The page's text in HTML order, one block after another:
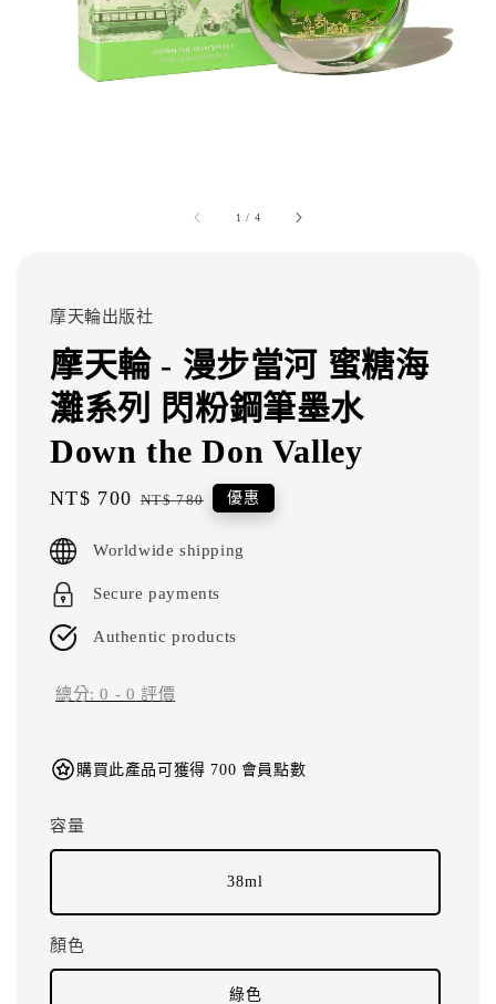
1 / 4
摩天輪出版社
摩天輪 - 漫步當河 蜜糖海
灘系列 閃粉鋼筆墨水
Down the Don Valley
Sale
NT$ 700 Regular
NT$ 780 優惠
Worldwide shipping
Secure payments
Authentic products
總分:0 - 0 評價
購買此產品可獲得 700 會員點數
容量
38ml
顏色
綠色